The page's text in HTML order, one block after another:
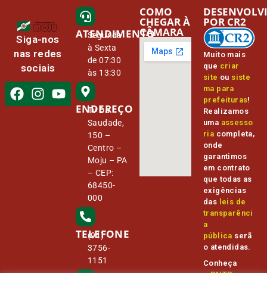
Siga-nos
nas redes
sociais
ATENDIMENTO
Segunda
à Sexta
de 07:30
às 13:30
ENDEREÇO
Tv Da
Saudade,
150 –
Centro –
Moju – PA
– CEP:
68450-
000
TELEFONE
(91)
3756-
1151
COMO
CHEGAR À
CÂMARA
Muito mais
que criar
site ou siste
ma para
prefeituras!
Realizamos
uma assesso
ria completa,
onde
garantimos
em contrato
que todas as
exigências
das leis de
transparênci
a
pública serã
o atendidas.
Conheça
oPNTPe
POR CR2